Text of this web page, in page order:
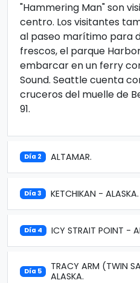
"Hammering Man" son
centro. Los visitantes
al paseo marítimo para
frescos, el parque
embarcar en un ferry
Sound. Seattle cuenta
cruceros del muelle de
91.
Día 2 ALTAMAR.
Día 3 KETCHIKAN - ALASKA.
Día 4 ICY STRAIT POINT -
Día 5
TRACY ARM (TWIN
ALASKA.